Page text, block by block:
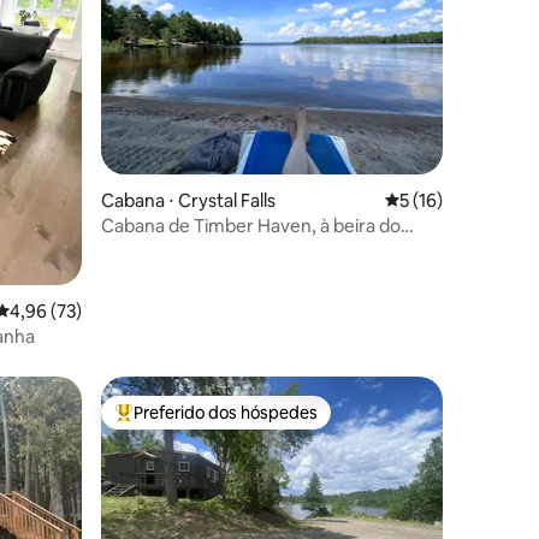
de uma avaliação média de 5, 73 avaliações
4,96 (73)
Cabana ⋅ Crystal Falls 5 de uma
5 (16)
Cabana de Timber Haven, à beira do
Entre os melhores preferidos dos hóspedes
Preferido dos hóspedes